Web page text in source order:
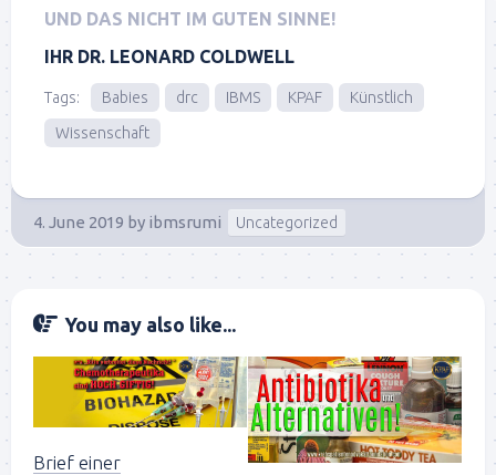
UND DAS NICHT IM GUTEN SINNE!
IHR DR. LEONARD COLDWELL
Tags: Babies drc IBMS KPAF
Künstlich
Wissenschaft
4. June 2019 by ibmsrumi Uncategorized
You may also like...
Brief einer